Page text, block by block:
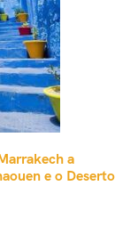
a
e o Deserto